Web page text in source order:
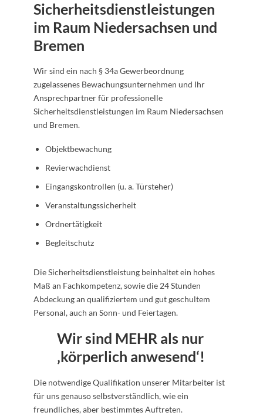
Sicherheitsdienstleistungen
im Raum Niedersachsen und
Bremen
Wir sind ein nach § 34a Gewerbeordnung
zugelassenes Bewachungsunternehmen und Ihr
Ansprechpartner für professionelle
Sicherheitsdienstleistungen im Raum Niedersachsen
und Bremen.
Objektbewachung
Revierwachdienst
Eingangskontrollen (u. a. Türsteher)
Veranstaltungssicherheit
Ordnertätigkeit
Begleitschutz
Die Sicherheitsdienstleistung beinhaltet ein hohes
Maß an Fachkompetenz, sowie die 24 Stunden
Abdeckung an qualifiziertem und gut geschultem
Personal, auch an Sonn- und Feiertagen.
Wir sind MEHR als nur
‚körperlich anwesend‘!
Die notwendige Qualifikation unserer Mitarbeiter ist
für uns genauso selbstverständlich, wie ein
freundliches, aber bestimmtes Auftreten.